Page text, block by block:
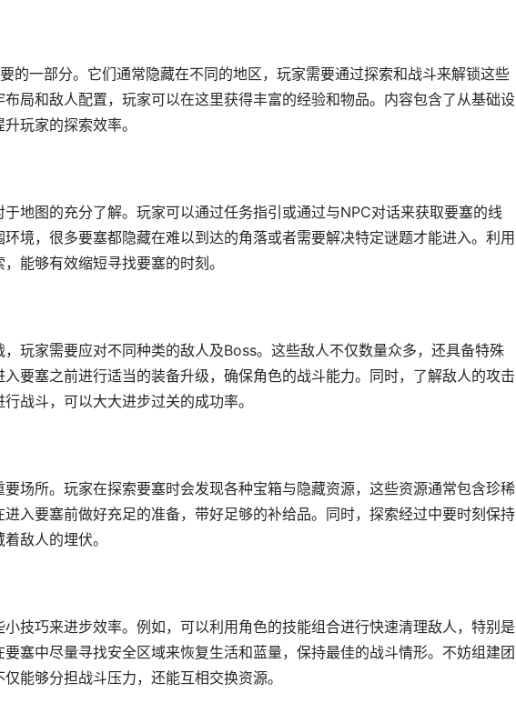
的一部分。它们通常隐藏在不同的地区，玩家需要通过探索和战斗来解锁这些
局和敌人配置，玩家可以在这里获得丰富的经验和物品。内容包含了从基础设
玩家的探索效率。
地图的充分了解。玩家可以通过任务指引或通过与NPC对话来获取要塞的线
境，很多要塞都隐藏在难以到达的角落或者需要解决特定谜题才能进入。利用
能够有效缩短寻找要塞的时刻。
玩家需要应对不同种类的敌人及Boss。这些敌人不仅数量众多，还具备特殊
要塞之前进行适当的装备升级，确保角色的战斗能力。同时，了解敌人的攻击
战斗，可以大大进步过关的成功率。
场所。玩家在探索要塞时会发现各种宝箱与隐藏资源，这些资源通常包含珍稀
入要塞前做好充足的准备，带好足够的补给品。同时，探索经过中要时刻保持
敌人的埋伏。
技巧来进步效率。例如，可以利用角色的技能组合进行快速清理敌人，特别是
塞中尽量寻找安全区域来恢复生活和蓝量，保持最佳的战斗情形。不妨组建团
能够分担战斗压力，还能互相交换资源。